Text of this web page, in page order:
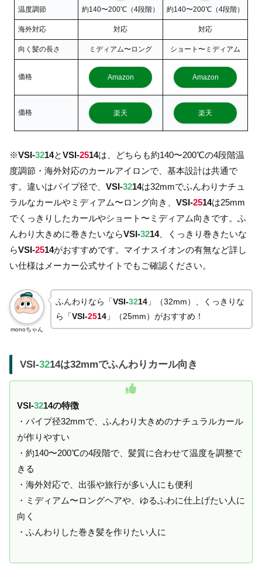
温度調節 約140〜200℃（4段階） 約140〜200℃（4段階）
海外対応 対応 対応
向く髪の長さ ミディアム〜ロング ショート〜ミディアム
価格 Amazon Amazon
価格 楽天 楽天
※VSI-3214とVSI-2514は、どちらも約140〜200℃の4段階温
度調節・海外対応のカールアイロンで、基本設計は共通で
す。違いはパイプ径で、 VSI-3214は32mmでふんわりナチュ
ラルなカールやミディアム〜ロング向き、 VSI-2514は25mm
でくっきりしたカールやショート〜ミディアム向きです。ふ
んわり大きめに巻きたいならVSI-3214、くっきり巻きたいな
らVSI-2514がおすすめです。マイナスイオンの有無など詳し
い仕様はメーカー公式サイトでもご確認ください。
monoちゃん
ふんわりなら「VSI-3214 」（32mm）、くっきりな
ら「VSI-2514 」（25mm）がおすすめ！
VSI-3214は32mmでふんわりカール向き
VSI-3214の特徴
・パイプ径32mmで、ふんわり大きめのナチュラルカール
が作りやすい
・約140〜200℃の4段階で、髪質に合わせて温度を調整で
きる
・海外対応で、出張や旅行が多い人にも便利
・ミディアム〜ロングヘアや、ゆるふわに仕上げたい人に
向く
・ふんわりした巻き髪を作りたい人に